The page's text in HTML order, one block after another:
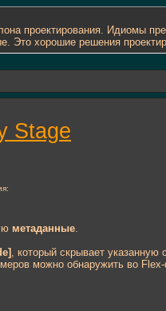
проектирования. Идиомы
Это хорошие решения
Stage
метаданные.
, который скрывает указанную
можно обнаружить во